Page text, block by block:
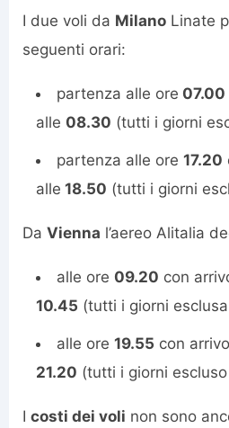
I due voli da Milano Linate
seguenti orari:
partenza alle ore 07.00
alle 08.30 (tutti i giorni
partenza alle ore 17.20
alle 18.50 (tutti i giorni
Da Vienna l’aereo Alitalia
alle ore 09.20 con
10.45 (tutti i giorni
alle ore 19.55 con
21.20 (tutti i giorni
I costi dei voli non sono